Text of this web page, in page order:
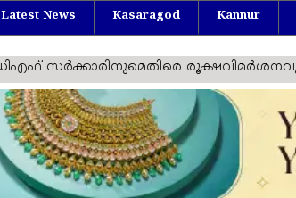
Latest News Kasaragod Kannur